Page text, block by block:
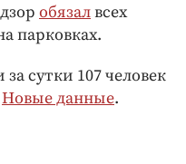
обязалвсех
парковках.
сутки 107 человек
Новые данные.